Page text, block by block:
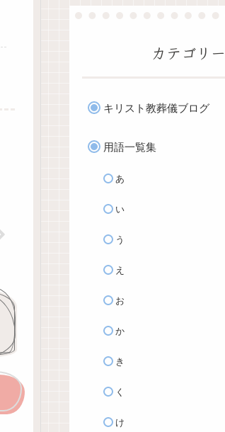
カテゴリー
キリスト教葬儀ブログ
用語一覧集
あ
い
う
え
お
か
き
く
け